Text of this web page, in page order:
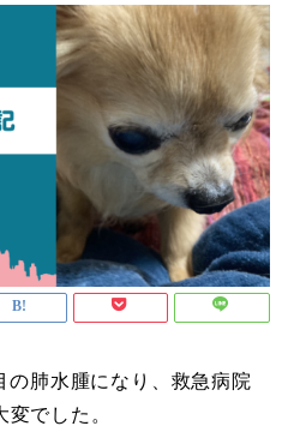
肺水腫になり、救急病院
でした。